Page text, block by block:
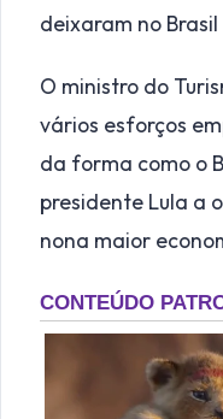
deixaram no Brasil
O ministro do
vários esforços
da forma como o
presidente Lula a
nona maior